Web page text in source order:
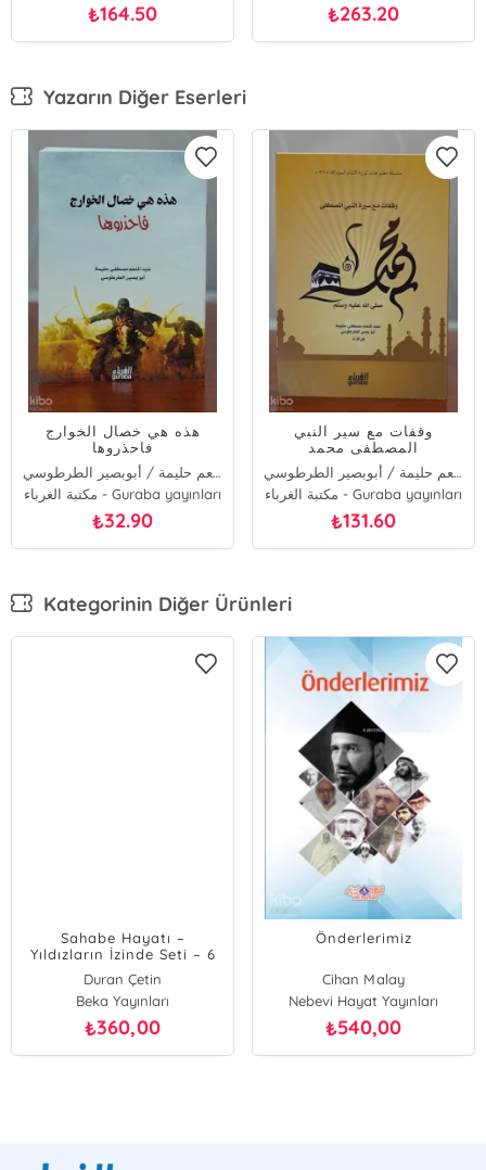
₺164.50 ₺263.20
Yazarın Diğer Eserleri
هذه هي خصال الخوارج
فاحذروها
عبد المنعم حليمة / أبوبصير الطرطوسي
مكتبة الغرباء - Guraba yayınları
₺32.90
وقفات مع سير النبي
المصطفى محمد
عبد المنعم حليمة / أبوبصير الطرطوسي
مكتبة الغرباء - Guraba yayınları
₺131.60
Kategorinin Diğer Ürünleri
Sahabe Hayatı –
Yıldızların İzinde Seti – 6
Kitap
Duran Çetin
Beka Yayınları
₺360,00
Önderlerimiz
Cihan Malay
Nebevi Hayat Yayınları
₺540,00